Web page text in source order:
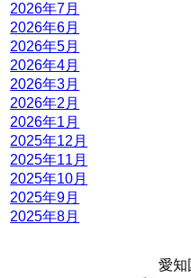
2026年7月
2026年6月
2026年5月
2026年4月
2026年3月
2026年2月
2026年1月
2025年12月
2025年11月
2025年10月
2025年9月
2025年8月
愛知